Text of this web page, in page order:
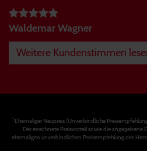
Waldemar Wagner
Weitere Kundenstimmen
1Ehemaliger Neupreis (Unverbindliche
Der errechnete Preisvorteil sowie die angegebene
ehemaligen unverbindlichen Preisempfehlung des